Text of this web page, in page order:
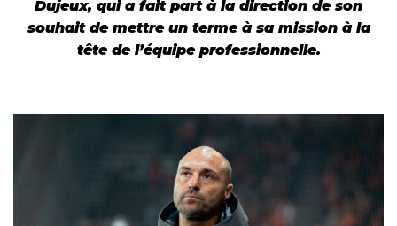
Dujeux, qui a fait part à la direction de son
souhait de mettre un terme à sa mission à la
tête de l’équipe professionnelle.